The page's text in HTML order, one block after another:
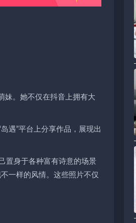
妹。她不仅在抖音上拥有大
遇”平台上分享作品，展现出
置身于各种富有诗意的场景
一样的风情。这些照片不仅